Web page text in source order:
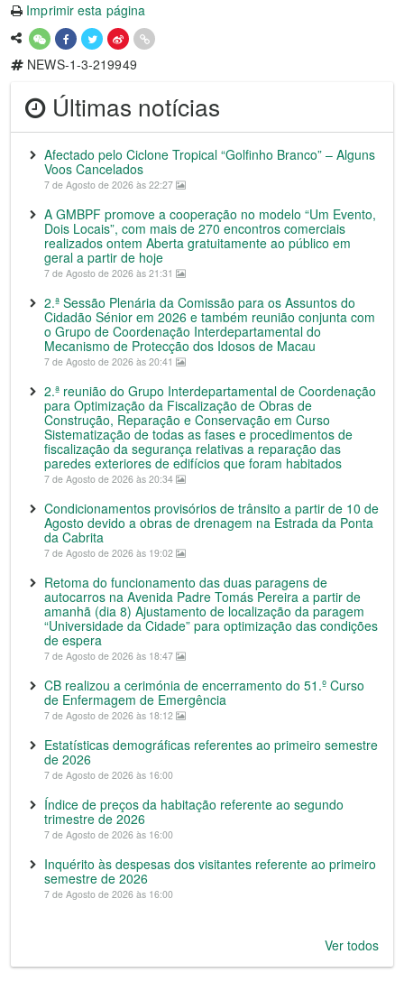
Imprimir esta página
NEWS-1-3-219949
Últimas notícias
Afectado pelo Ciclone Tropical “Golfinho Branco” – Alguns
Voos Cancelados
7 de Agosto de 2026 às 22:27
A GMBPF promove a cooperação no modelo “Um Evento,
Dois Locais”, com mais de 270 encontros comerciais
realizados ontem Aberta gratuitamente ao público em
geral a partir de hoje
7 de Agosto de 2026 às 21:31
2.ª Sessão Plenária da Comissão para os Assuntos do
Cidadão Sénior em 2026 e também reunião conjunta com
o Grupo de Coordenação Interdepartamental do
Mecanismo de Protecção dos Idosos de Macau
7 de Agosto de 2026 às 20:41
2.ª reunião do Grupo Interdepartamental de Coordenação
para Optimização da Fiscalização de Obras de
Construção, Reparação e Conservação em Curso
Sistematização de todas as fases e procedimentos de
fiscalização da segurança relativas a reparação das
paredes exteriores de edifícios que foram habitados
7 de Agosto de 2026 às 20:34
Condicionamentos provisórios de trânsito a partir de 10 de
Agosto devido a obras de drenagem na Estrada da Ponta
da Cabrita
7 de Agosto de 2026 às 19:02
Retoma do funcionamento das duas paragens de
autocarros na Avenida Padre Tomás Pereira a partir de
amanhã (dia 8) Ajustamento de localização da paragem
“Universidade da Cidade” para optimização das condições
de espera
7 de Agosto de 2026 às 18:47
CB realizou a cerimónia de encerramento do 51.º Curso
de Enfermagem de Emergência
7 de Agosto de 2026 às 18:12
Estatísticas demográficas referentes ao primeiro semestre
de 2026
7 de Agosto de 2026 às 16:00
Índice de preços da habitação referente ao segundo
trimestre de 2026
7 de Agosto de 2026 às 16:00
Inquérito às despesas dos visitantes referente ao primeiro
semestre de 2026
7 de Agosto de 2026 às 16:00
Ver todos